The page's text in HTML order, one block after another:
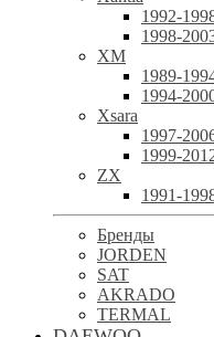
1992-
1998-
XM
1989-
1994-
Xsara
1997-
1999-
ZX
1991-
Бренды
JORDEN
SAT
AKRADO
TERMAL